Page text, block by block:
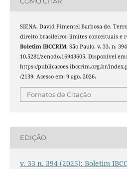
SIENA, David Pimentel Barbosa de.
direito brasileiro:: limites conceituais e
Boletim IBCCRIM, São Paulo, v. 33, n.
10.5281/zenodo.16943605. Disponível em:
https://publicacoes.ibccrim.org.br/
/2139. Acesso em: 9 ago. 2026.
Fomatos de Citação
EDIÇÃO
v. 33 n. 394 (2025): Boletim